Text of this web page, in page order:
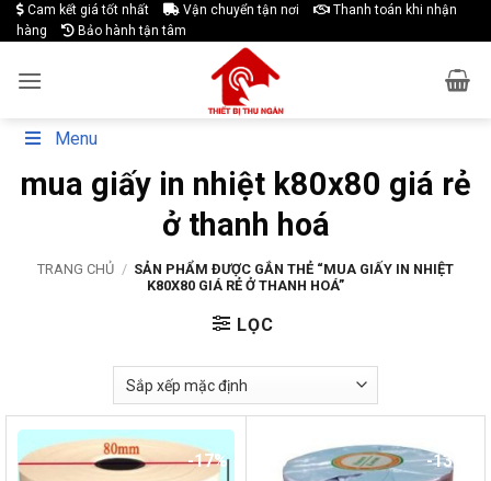
Skip
to
Cam kết giá tốt nhất Vận chuyển tận nơi
Thanh toán khi nhận
hàng
Bảo hành tận tâm
Menu
mua giấy in nhiệt k80x80 giá rẻ
ở thanh hoá
TRANG CHỦ / SẢN PHẨM ĐƯỢC GẮN THẺ “MUA GIẤY IN NHIỆT
K80X80 GIÁ RẺ Ở THANH HOÁ”
LỌC
-17% -13%